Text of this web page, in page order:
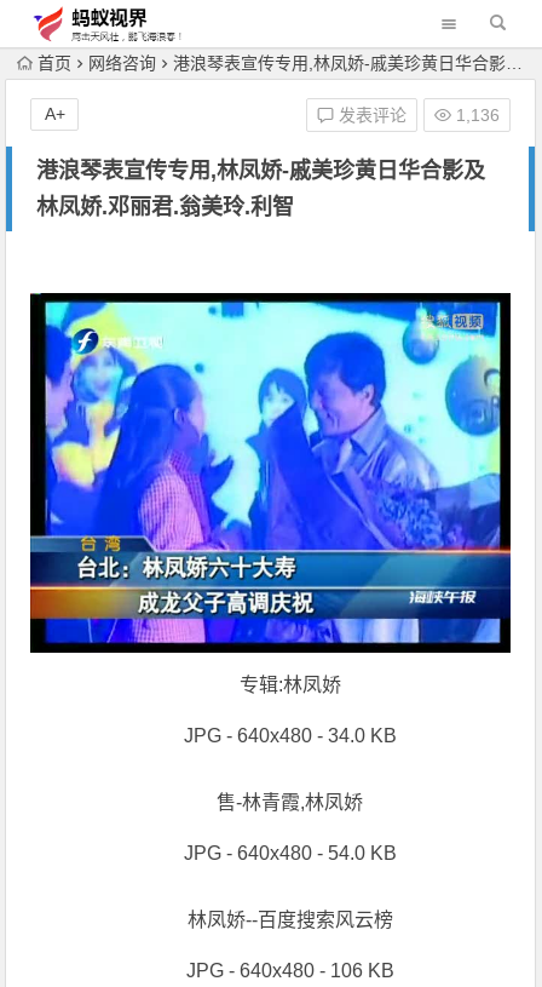
首页 网络咨询 港浪琴表宣传专用,林凤娇-戚美珍黄日华合影及林凤娇.邓丽君.翁美玲.利智
港浪琴表宣传专用,林凤娇-戚美珍黄日华合影及
林凤娇.邓丽君.翁美玲.利智
发表评论 1,136
A+
专辑:林凤娇
JPG - 640x480 - 34.0 KB
售-林青霞,林凤娇
JPG - 640x480 - 54.0 KB
林凤娇--百度搜索风云榜
JPG - 640x480 - 106 KB